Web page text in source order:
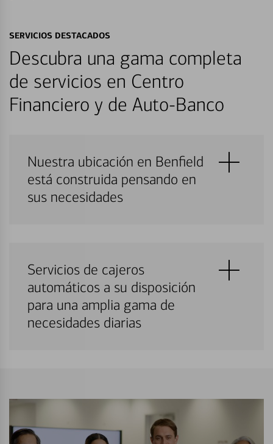
SERVICIOS DESTACADOS
Descubra una gama completa
de servicios en Centro
Financiero y de Auto-Banco
Nuestra ubicación en Benfield
está construida pensando en
sus necesidades
Servicios de cajeros
automáticos a su disposición
para una amplia gama de
necesidades diarias